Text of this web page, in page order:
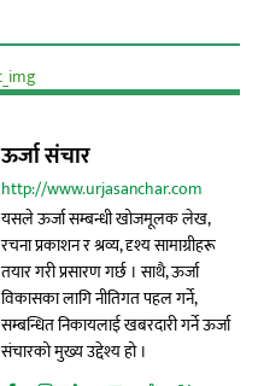
ऊर्जा संचार
http://www.urjasanchar.com
यसले ऊर्जा सम्बन्धी खोजमूलक लेख,
रचना प्रकाशन र श्रव्य, दृश्य सामाग्रीहरू
तयार गरी प्रसारण गर्छ । साथै, ऊर्जा
विकासका लागि नीतिगत पहल गर्ने,
सम्बन्धित निकायलाई खबरदारी गर्ने ऊर्जा
संचारको मुख्य उद्देश्य हो ।